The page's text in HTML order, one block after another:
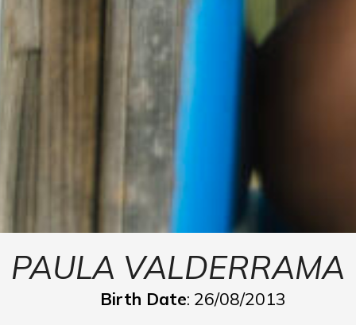
PAULA VALDERRAMA
Birth Date: 26/08/2013